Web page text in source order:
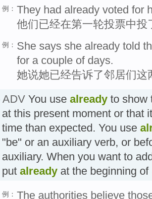
例： They had already voted for
他们已经在第一轮投票中投
例： She says she already told
for a couple of days.
她说她已经告诉了邻居们这
ADV You use already to show
at this present moment or that
time than expected. You use
"be" or an auxiliary verb, or
auxiliary. When you want to
put already at the beginning
例： The authorities believe